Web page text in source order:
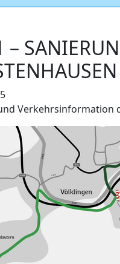
–
Verkehrsinformation